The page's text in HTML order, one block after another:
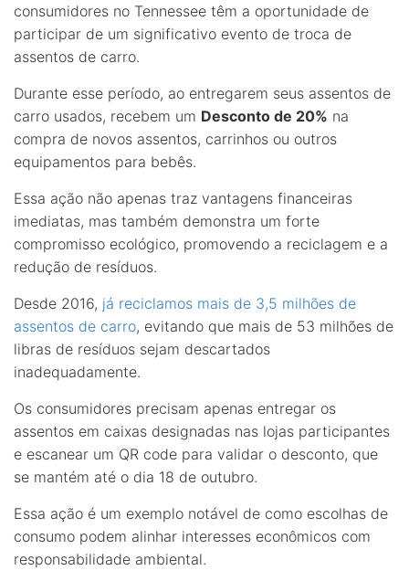
consumidores no Tennessee têm a oportunidade de
participar de um significativo evento de troca de
assentos de carro.
Durante esse período, ao entregarem seus assentos de
carro usados, recebem um Desconto de 20% na
compra de novos assentos, carrinhos ou outros
equipamentos para bebês.
Essa ação não apenas traz vantagens financeiras
imediatas, mas também demonstra um forte
compromisso ecológico, promovendo a reciclagem e a
redução de resíduos.
Desde 2016, já reciclamos mais de 3,5 milhões de
assentos de carro, evitando que mais de 53 milhões de
libras de resíduos sejam descartados
inadequadamente.
Os consumidores precisam apenas entregar os
assentos em caixas designadas nas lojas participantes
e escanear um QR code para validar o desconto, que
se mantém até o dia 18 de outubro.
Essa ação é um exemplo notável de como escolhas de
consumo podem alinhar interesses econômicos com
responsabilidade ambiental.